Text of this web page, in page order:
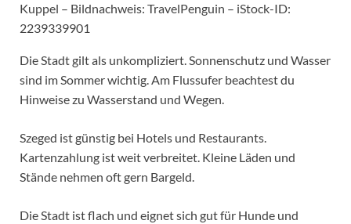
Kuppel – Bildnachweis: TravelPenguin – iStock-ID:
2239339901
Die Stadt gilt als unkompliziert. Sonnenschutz und Wasser
sind im Sommer wichtig. Am Flussufer beachtest du
Hinweise zu Wasserstand und Wegen.
Szeged ist günstig bei Hotels und Restaurants.
Kartenzahlung ist weit verbreitet. Kleine Läden und
Stände nehmen oft gern Bargeld.
Die Stadt ist flach und eignet sich gut für Hunde und